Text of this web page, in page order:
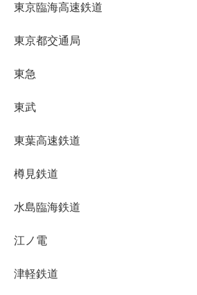
東京臨海高速鉄道
東京都交通局
東急
東武
東葉高速鉄道
樽見鉄道
水島臨海鉄道
江ノ電
津軽鉄道